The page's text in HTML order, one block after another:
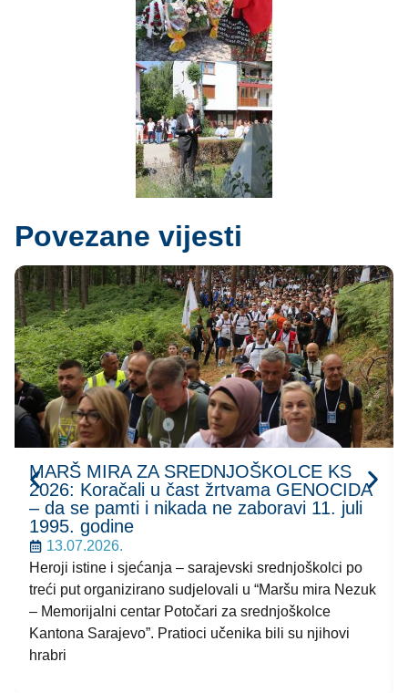
Povezane vijesti
MARŠ MIRA ZA SREDNJOŠKOLCE KS
2026: Koračali u čast žrtvama GENOCIDA
– da se pamti i nikada ne zaboravi 11. juli
1995. godine
13.07.2026.
Heroji istine i sjećanja – sarajevski srednjoškolci po
treći put organizirano sudjelovali u “Maršu mira Nezuk
– Memorijalni centar Potočari za srednjoškolce
Kantona Sarajevo”. Pratioci učenika bili su njihovi
hrabri